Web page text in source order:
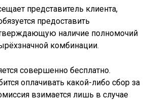
представитель клиента,
предоставить
наличие полномочий
комбинации.
совершенно бесплатно.
оплачивать какой-либо сбор за
взимается лишь в случае